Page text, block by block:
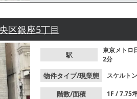
区銀座5丁目
駅
東京メトロ
2分
物件タイプ/現業態 スケルトン
階数/面積
1F / 7.75